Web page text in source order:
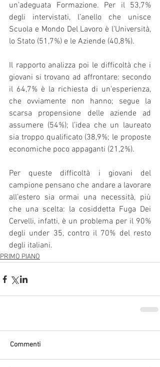
un’adeguata Formazione. Per il 53,7%
degli intervistati, l’anello che unisce
Scuola e Mondo Del Lavoro è l’Università,
lo Stato (51,7%) e le Aziende (40,8%).
Il rapporto analizza poi le difficoltà che i
giovani si trovano ad affrontare: secondo
il 64,7% è la richiesta di un'esperienza,
che ovviamente non hanno; segue la
scarsa propensione delle aziende ad
assumere (54%); l’idea che un laureato
sia troppo qualificato (38,9%; le proposte
economiche poco appaganti (21,2%).
Per queste difficoltà i giovani del
campione pensano che andare a lavorare
all’estero sia ormai una necessità, più
che una scelta: la cosiddetta Fuga Dei
Cervelli, infatti, è un problema per il 90%
degli under 35, contro il 70% del resto
degli italiani.
PRIMO PIANO
Commenti